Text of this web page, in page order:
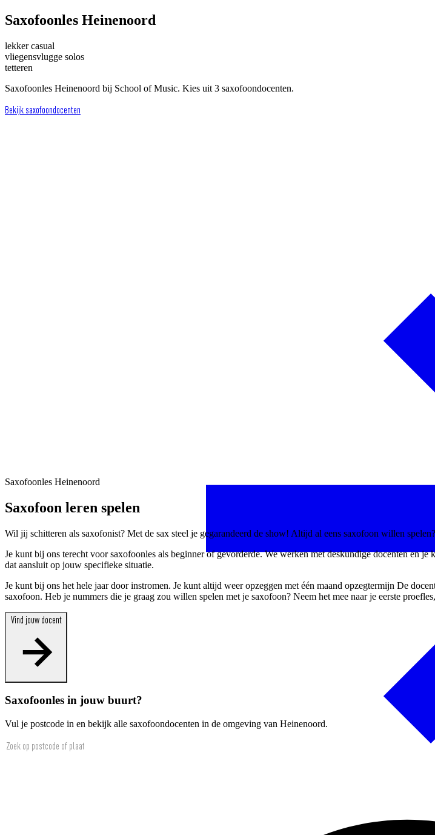
Saxofoonles Heinenoord
lekker casual
vliegensvlugge solos
tetteren
Saxofoonles Heinenoord bij School of Music. Kies uit 3 saxofoondocenten.
Bekijk saxofoondocenten
Saxofoonles Heinenoord
Saxofoon leren spelen
Wil jij schitteren als saxofonist? Met de sax steel je gegarandeerd de show! Altijd al eens saxofoon willen
Je kunt bij ons terecht voor saxofoonles als beginner of gevorderde. We werken met deskundige docenten en
dat aansluit op jouw specifieke situatie.
Je kunt bij ons het hele jaar door instromen. Je kunt altijd weer opzeggen met één maand opzegtermijn De
saxofoon. Heb je nummers die je graag zou willen spelen met je saxofoon? Neem het mee naar je eerste
Vind jouw docent
Saxofoonles in jouw buurt?
Vul je postcode in en bekijk alle saxofoondocenten in de omgeving van Heinenoord.